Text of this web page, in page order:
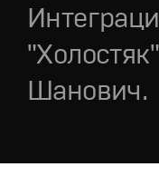
Шанович.